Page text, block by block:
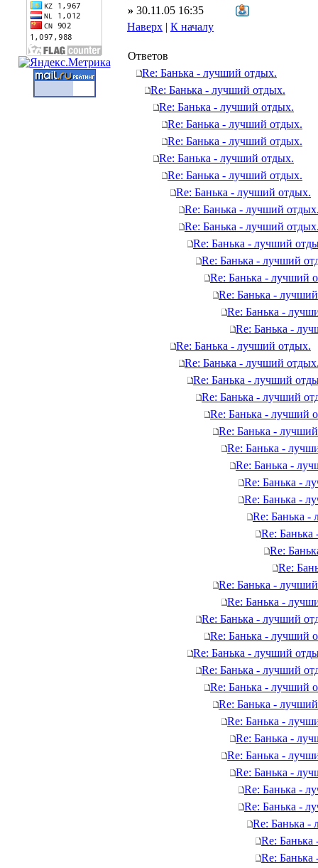
» 30.11.05 16:35
Наверх | К началу
Ответов
Re: Банька - лучший отдых.
Re: Банька - лучший отдых.
Re: Банька - лучший отдых.
Re: Банька - лучший отдых.
Re: Банька - лучший отдых.
Re: Банька - лучший отдых.
Re: Банька - лучший отдых.
Re: Банька - лучший отдых.
Re: Банька - лучший
Re: Банька - лучший
Re: Банька - лучший
Re: Банька - лучший
Re: Банька - лучший
Re: Банька -
Re: Банька -
Re: Банька -
Re: Банька - лучший отдых.
Re: Банька - лучший
Re: Банька - лучший
Re: Банька - лучший
Re: Банька - лучший
Re: Банька -
Re: Банька -
Re: Банька -
Re: Банька -
Re: Банька -
Re: Банька -
Re:
Re:
Re:
Re: Банька -
Re: Банька -
Re: Банька - лучший
Re: Банька - лучший
Re: Банька - лучший
Re: Банька - лучший
Re: Банька - лучший
Re: Банька -
Re: Банька -
Re: Банька -
Re: Банька -
Re: Банька -
Re: Банька -
Re: Банька -
Re: Банька -
Re:
Re: